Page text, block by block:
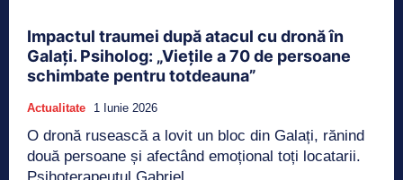
Impactul traumei după atacul cu dronă în
Galați. Psiholog: „Viețile a 70 de persoane
schimbate pentru totdeauna”
Actualitate 1 Iunie 2026
O dronă rusească a lovit un bloc din Galați, rănind
două persoane și afectând emoțional toți locatarii.